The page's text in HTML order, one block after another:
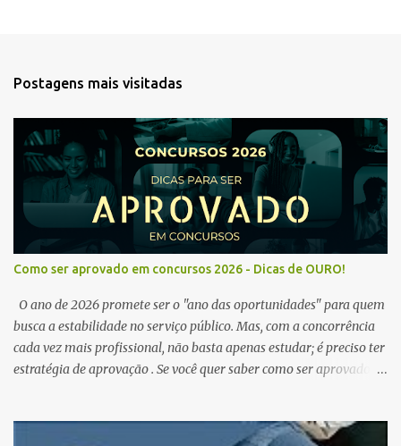
Postagens mais visitadas
Como ser aprovado em concursos 2026 - Dicas de OURO!
O ano de 2026 promete ser o "ano das oportunidades" para quem
busca a estabilidade no serviço público. Mas, com a concorrência
cada vez mais profissional, não basta apenas estudar; é preciso ter
estratégia de aprovação . Se você quer saber como ser aprovado
Edital Verticalizado Não comece a estudar sem ler o edital. A dica